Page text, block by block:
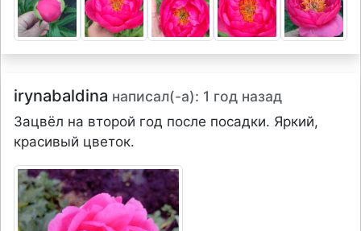
irynabaldina написал(-а): 1 год назад
Зацвёл на второй год после посадки. Яркий,
красивый цветок.